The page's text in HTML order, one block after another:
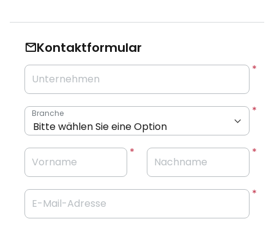
Kontaktformular
Unternehmen
Branche
Vorname Nachname
E-Mail-Adresse